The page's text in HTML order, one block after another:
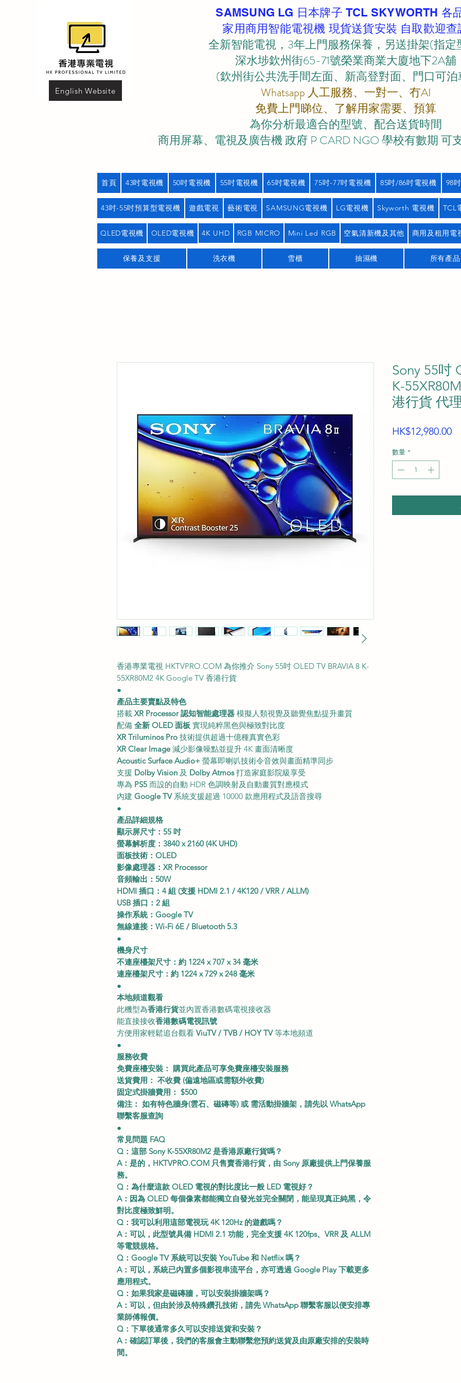
English Website
SAMSUNG LG 日本牌子 TCL SKYWORTH 各
家用商用智能電視機 現貨送貨安裝 自取歡迎查
全新智能電視，3年上門服務保養，另送掛架(指定
深水埗欽州街65-71號榮業商業大廈地下2A舖
(欽州街公共洗手間左面、新高登對面、門口可泊
Whatsapp 人工服務、一對一、冇AI
免費上門睇位、了解用家需要、預算
為你分析最適合的型號、配合送貨時間
商用屏幕、電視及廣告機 政府 P CARD NGO 學校有數期 可
首頁 43吋電視機 50吋電視機 55吋電視機 65吋電視機 75吋-77吋電視機 85吋/86吋電視機 98
43吋-55吋預算型電視機 遊戲電視 藝術電視 SAMSUNG電視機 LG電視機 Skyworth 電視機 TCL
QLED電視機 OLED電視機 4K UHD RGB MICRO Mini Led RGB 空氣清新機及其他 商用及租用電
保養及支援 洗衣機 雪櫃 抽濕機 所有產品
香港專業電視 HKTVPRO.COM 為你推介 Sony 55吋 OLED TV BRAVIA 8 K-
55XR80M2 4K Google TV 香港行貨
●
產品主要賣點及特色
搭載 XR Processor 認知智能處理器 模擬人類視覺及聽覺焦點提升畫質
配備 全新 OLED 面板 實現純粹黑色與極致對比度
XR Triluminos Pro 技術提供超過十億種真實色彩
XR Clear Image減少影像噪點並提升 4K 畫面清晰度
Acoustic Surface Audio+ 螢幕即喇叭技術令音效與畫面精準同步
支援 Dolby Vision 及 Dolby Atmos打造家庭影院級享受
專為 PS5 而設的自動 HDR 色調映射及自動畫質對應模式
內建 Google TV系統支援超過 10000 款應用程式及語音搜尋
●
產品詳細規格
顯示屏尺寸：55 吋
螢幕解析度：3840 x 2160 (4K UHD)
面板技術：OLED
影像處理器：XR Processor
音頻輸出：50W
HDMI 插口：4 組 (支援 HDMI 2.1 / 4K120 / VRR / ALLM)
USB 插口：2 組
操作系統：Google TV
無線連接：Wi-Fi 6E / Bluetooth 5.3
●
機身尺寸
不連座檯架尺寸：約 1224 x 707 x 34 毫米
連座檯架尺寸：約 1224 x 729 x 248 毫米
●
本地頻道觀看
此機型為香港行貨並內置香港數碼電視接收器
能直接接收香港數碼電視訊號
方便用家輕鬆追台觀看 ViuTV / TVB / HOY TV等本地頻道
●
服務收費
免費座檯安裝： 購買此產品可享免費座檯安裝服務
送貨費用： 不收費 (偏遠地區或需額外收費)
固定式掛牆費用： $500
備注： 如有特色牆身(雲石、磁磚等) 或 需活動掛牆架，請先以 WhatsApp
聯繫客服查詢
●
常見問題 FAQ
Q：這部 Sony K-55XR80M2 是香港原廠行貨嗎？
A：是的，HKTVPRO.COM 只售賣香港行貨，由 Sony 原廠提供上門保養服
務。
Q：為什麼這款 OLED 電視的對比度比一般 LED 電視好？
A：因為 OLED 每個像素都能獨立自發光並完全關閉，能呈現真正純黑，令
對比度極致鮮明。
Q：我可以利用這部電視玩 4K 120Hz 的遊戲嗎？
A：可以，此型號具備 HDMI 2.1 功能，完全支援 4K 120fps、VRR 及 ALLM
等電競規格。
Q：Google TV 系統可以安裝 YouTube 和 Netflix 嗎？
A：可以，系統已內置多個影視串流平台，亦可透過 Google Play 下載更多
應用程式。
Q：如果我家是磁磚牆，可以安裝掛牆架嗎？
A：可以，但由於涉及特殊鑽孔技術，請先 WhatsApp 聯繫客服以便安排專
業師傅報價。
Q：下單後通常多久可以安排送貨和安裝？
A：確認訂單後，我們的客服會主動聯繫您預約送貨及由原廠安排的安裝時
間。
Sony 55吋
K-
港行貨 代
HK$12,980.00價
數量 *